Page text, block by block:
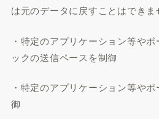
は元のデータに戻すことはできま
・特定のアプリケーション等や
ックの送信ペースを制御
・特定のアプリケーション等や
御